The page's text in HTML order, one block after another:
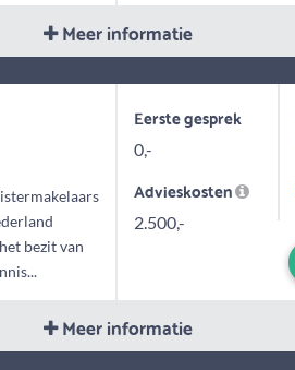
Meer informatie
bezit van
Eerste gesprek
0,-
Advieskosten
2.500,-
Meer informatie